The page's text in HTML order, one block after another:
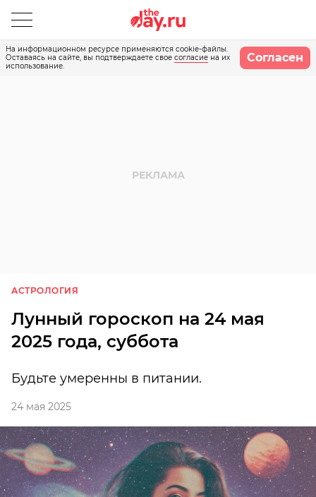
На информационном ресурсе применяются cookie-файлы.
Оставаясь на сайте, вы подтверждаете свое согласие на их
использование.
Согласен
АСТРОЛОГИЯ
Лунный гороскоп на 24 мая
2025 года, суббота
Будьте умеренны в питании.
24 мая 2025